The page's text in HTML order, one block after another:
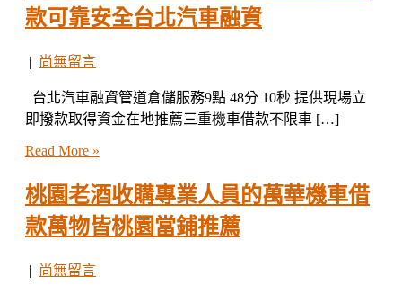
款可靠安全台北汽車融資
| 尚無留言
台北汽車融資管道倉儲服務9點 48分 10秒 提供現場立
即撥款取得資金在地推薦三重機車借款不限車 […]
Read More »
桃園老酒收購專業人員的萬華機車借
款萬物皆桃園當鋪推薦
| 尚無留言